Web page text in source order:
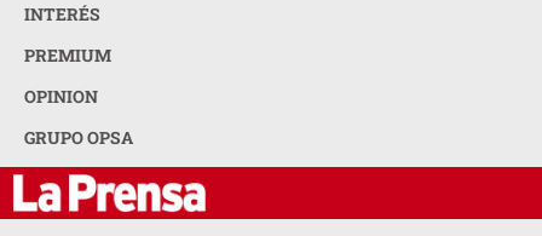
INTERÉS
PREMIUM
OPINION
GRUPO OPSA